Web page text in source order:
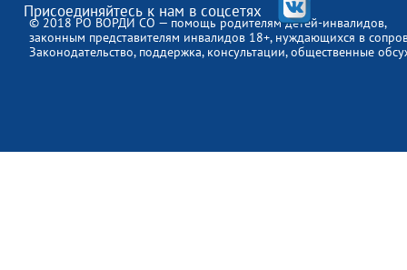
© 2018 РО ВОРДИ СО — помощь родителям детей-инвалидов,
законным представителям инвалидов 18+, нуждающихся в
Законодательство, поддержка, консультации, общественные
Присоединяйтесь к нам в соцсетях